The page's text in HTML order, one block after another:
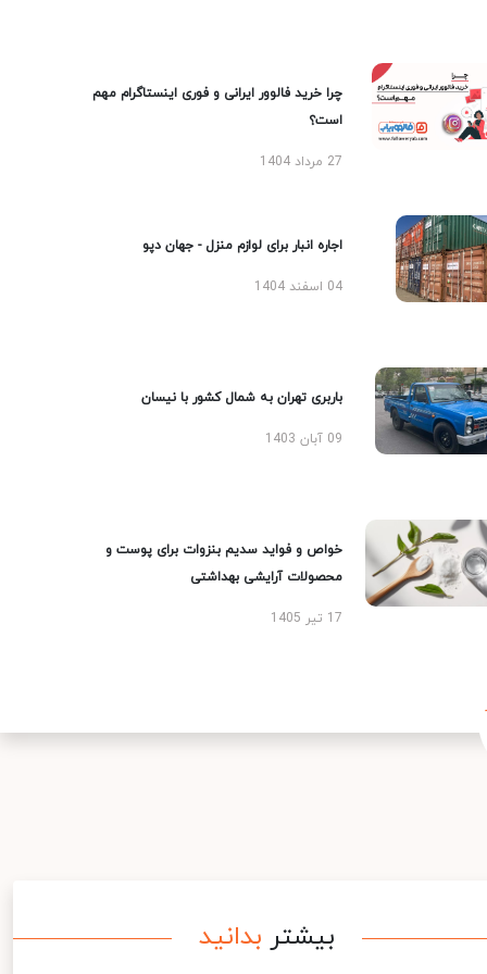
چرا خرید فالوور ایرانی و فوری اینستاگرام مهم
است؟
27 مرداد 1404
اجاره انبار برای لوازم منزل - جهان دپو
04 اسفند 1404
باربری تهران به شمال کشور با نیسان
09 آبان 1403
خواص و فواید سدیم بنزوات برای پوست و
محصولات آرایشی بهداشتی
17 تیر 1405
بیشتر بدانید